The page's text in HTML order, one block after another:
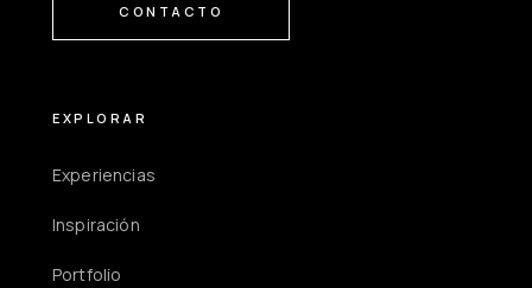
CONTACTO
EXPLORAR
Experiencias
Inspiración
Portfolio